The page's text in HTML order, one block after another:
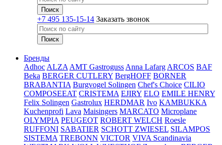
+7 495 135-15-14 Заказать звонок
Бренды
Adhoc ALZA AMT Gastroguss Anna Lafarg ARCOS BAF
Beka BERGER CUTLERY BergHOFF BORNER
BRABANTIA Burgvogel Solingen Chef's Choice CILIO
COMPOSEEAT CRISTEMA EJIRY ELO EMILE HENRY
Felix Solingen Gastrolux HERDMAR Ivo KAMBUKKA
Kuchenprofi Lava Maisingers MARCATO Microplane
OLYMPIA PEUGEOT ROBERT WELCH Roesle
RUFFONI SABATIER SCHOTT ZWIESEL SILAMPOS
SISTEMA TREBONN VICTOR VIVA Scandinavia